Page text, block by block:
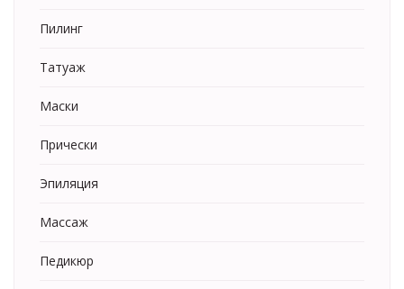
Пилинг
Татуаж
Маски
Прически
Эпиляция
Массаж
Педикюр